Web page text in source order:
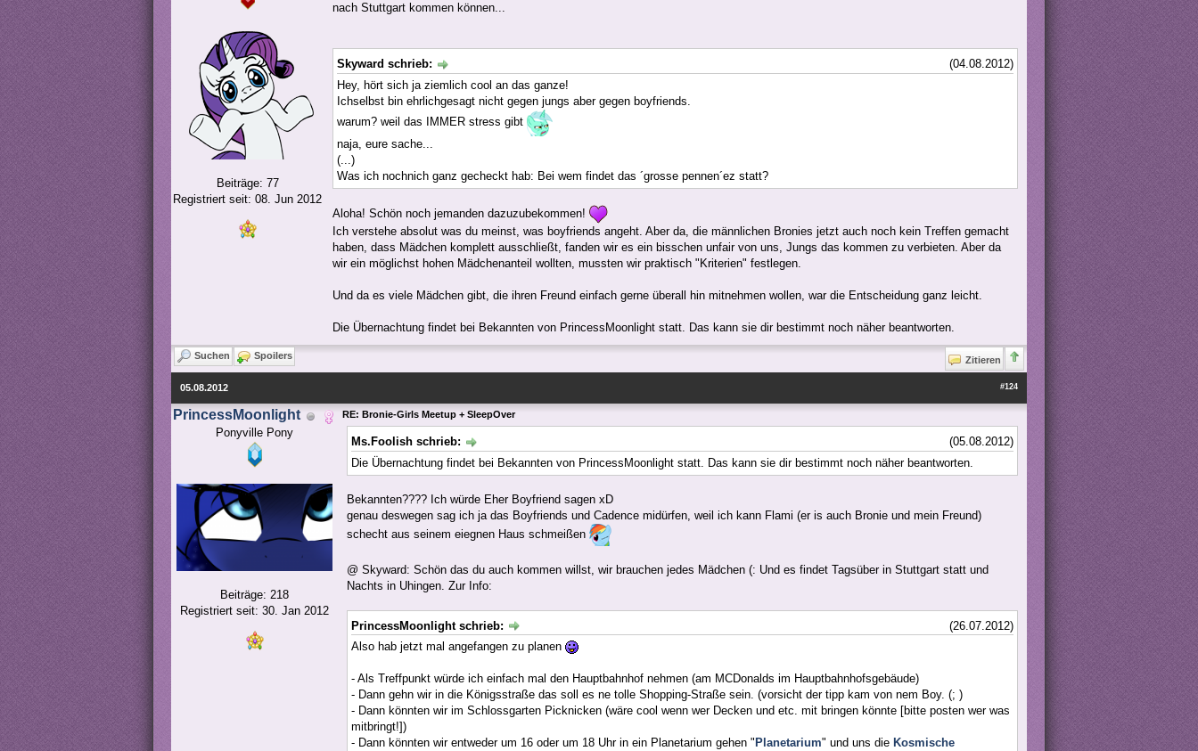
Beiträge: 77
Registriert seit: 08. Jun 2012
nach Stuttgart kommen können...
(04.08.2012)
Skyward schrieb:
Hey, hört sich ja ziemlich cool an das ganze!
Ichselbst bin ehrlichgesagt nicht gegen jungs aber gegen boyfriends.
warum? weil das IMMER stress gibt
naja, eure sache...
(...)
Was ich nochnich ganz gecheckt hab: Bei wem findet das ´grosse pennen´ez statt?
Aloha! Schön noch jemanden dazuzubekommen!
Ich verstehe absolut was du meinst, was boyfriends angeht. Aber da, die männlichen Bronies jetzt auch noch kein Treffen gemacht
haben, dass Mädchen komplett ausschließt, fanden wir es ein bisschen unfair von uns, Jungs das kommen zu verbieten. Aber da
wir ein möglichst hohen Mädchenanteil wollten, mussten wir praktisch "Kriterien" festlegen.
Und da es viele Mädchen gibt, die ihren Freund einfach gerne überall hin mitnehmen wollen, war die Entscheidung ganz leicht.
Die Übernachtung findet bei Bekannten von PrincessMoonlight statt. Das kann sie dir bestimmt noch näher beantworten.
Suchen Spoilers Zitieren
#124
05.08.2012
PrincessMoonlight
Ponyville Pony
Beiträge: 218
Registriert seit: 30. Jan 2012
RE: Bronie-Girls Meetup + SleepOver
(05.08.2012)
Ms.Foolish schrieb:
Die Übernachtung findet bei Bekannten von PrincessMoonlight statt. Das kann sie dir bestimmt noch näher beantworten.
Bekannten???? Ich würde Eher Boyfriend sagen xD
genau deswegen sag ich ja das Boyfriends und Cadence midürfen, weil ich kann Flami (er is auch Bronie und mein Freund)
schecht aus seinem eiegnen Haus schmeißen
@ Skyward: Schön das du auch kommen willst, wir brauchen jedes Mädchen (: Und es findet Tagsüber in Stuttgart statt und
Nachts in Uhingen. Zur Info:
(26.07.2012)
PrincessMoonlight schrieb:
Also hab jetzt mal angefangen zu planen
- Als Treffpunkt würde ich einfach mal den Hauptbahnhof nehmen (am MCDonalds im Hauptbahnhofsgebäude)
- Dann gehn wir in die Königsstraße das soll es ne tolle Shopping-Straße sein. (vorsicht der tipp kam von nem Boy. (; )
- Dann könnten wir im Schlossgarten Picknicken (wäre cool wenn wer Decken und etc. mit bringen könnte [bitte posten wer was
mitbringt!])
- Dann könnten wir entweder um 16 oder um 18 Uhr in ein Planetarium gehen " Planetarium" und uns die Kosmische